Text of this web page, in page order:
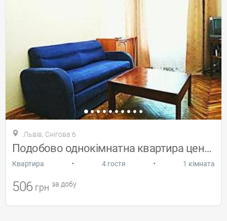
Львів, Снігова 6
Подобово однокімнатна квартира центр
Квартира • 4 гостя • 1 кімната
506 грн за добу